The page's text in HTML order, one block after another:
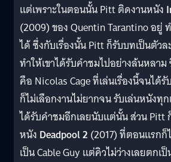
แต่เพราะในตอนนั้น Pitt ติดงานหนัง
(2009) ของ Quentin Tarantino อยู่
ได้ ซึ่งกับเรื่องนั้น Pitt ก็รับบทเป็นตัว
ทำให้เขาได้รับคำชมไปอย่างล้นหลา
คือ Nicolas Cage ที่เล่นเรื่องนี้จนไ
ก็ไม่เลือกงานไม่ยากจน รับเล่นหนังทุ
ได้รับคำชมอีกเลยนับแต่นั้น ส่วน Pitt
หนัง Deadpool 2 (2017) ที่ตอนแรกก็
เป็น Cable Guy แต่คิวไม่ว่างเลยตก